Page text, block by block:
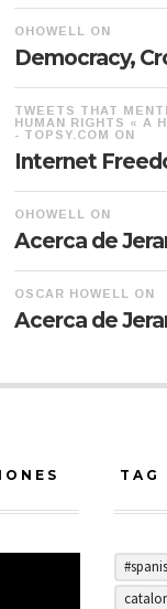
OHOWELL ON
Democracy,
TWEETS THAT
HUMAN RIGHTS « A
- TOPSY.COM ON
Internet
OHOWELL ON
Acerca de
OSCAR HOWELL ON
Acerca de
TAG